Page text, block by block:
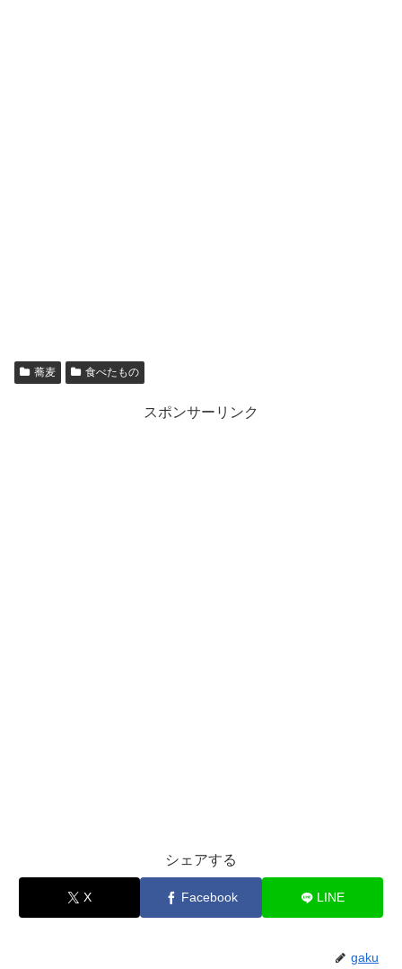
蕎麦 食べたもの
スポンサーリンク
シェアする
X Facebook LINE
gaku